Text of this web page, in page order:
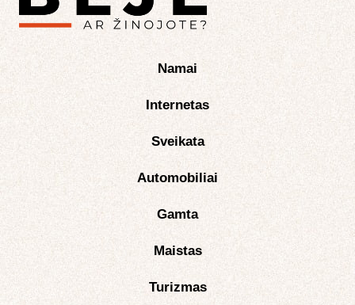
Namai
Internetas
Sveikata
Automobiliai
Gamta
Maistas
Turizmas